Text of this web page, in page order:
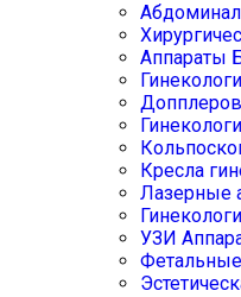
Аппараты
Кресла
Лазерные
УЗИ